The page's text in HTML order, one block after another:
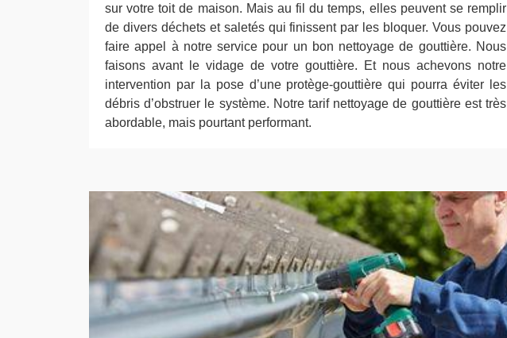
sur votre toit de maison. Mais au fil du temps, elles peuvent se remplir
de divers déchets et saletés qui finissent par les bloquer. Vous pouvez
faire appel à notre service pour un bon nettoyage de gouttière. Nous
faisons avant le vidage de votre gouttière. Et nous achevons notre
intervention par la pose d’une protège-gouttière qui pourra éviter les
débris d’obstruer le système. Notre tarif nettoyage de gouttière est très
abordable, mais pourtant performant.